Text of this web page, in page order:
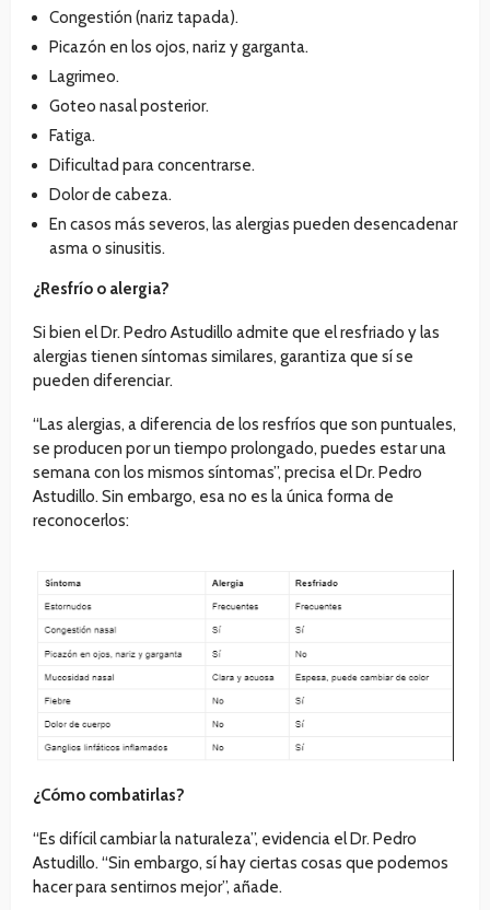
Congestión (nariz tapada).
Picazón en los ojos, nariz y garganta.
Lagrimeo.
Goteo nasal posterior.
Fatiga.
Dificultad para concentrarse.
Dolor de cabeza.
En casos más severos, las alergias pueden desencadenar
asma o sinusitis.
¿Resfrío o alergia?
Si bien el Dr. Pedro Astudillo admite que el resfriado y las
alergias tienen síntomas similares, garantiza que sí se
pueden diferenciar.
“Las alergias, a diferencia de los resfríos que son puntuales,
se producen por un tiempo prolongado, puedes estar una
semana con los mismos síntomas”, precisa el Dr. Pedro
Astudillo. Sin embargo, esa no es la única forma de
reconocerlos:
¿Cómo combatirlas?
“Es difícil cambiar la naturaleza”, evidencia el Dr. Pedro
Astudillo. “Sin embargo, sí hay ciertas cosas que podemos
hacer para sentirnos mejor”, añade.